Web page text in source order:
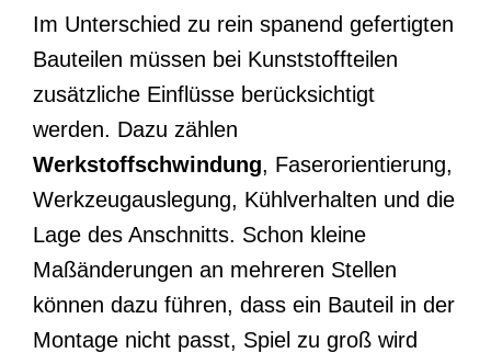
Im Unterschied zu rein spanend gefertigten
Bauteilen müssen bei Kunststoffteilen
zusätzliche Einflüsse berücksichtigt
werden. Dazu zählen
Werkstoffschwindung, Faserorientierung,
Werkzeugauslegung, Kühlverhalten und die
Lage des Anschnitts. Schon kleine
Maßänderungen an mehreren Stellen
können dazu führen, dass ein Bauteil in der
Montage nicht passt, Spiel zu groß wird